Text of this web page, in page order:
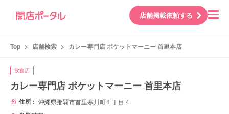
店舗掲載依頼する
Top > 店舗検索 > カレー専門店 ポケットマーニー 首里本店
飲食店
カレー専門店 ポケットマーニー 首里本店
住所 : 沖縄県那覇市首里寒川町１丁目４